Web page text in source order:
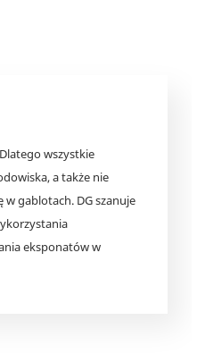
wszystkie
a także nie
gablotach. DG szanuje
eksponatów w